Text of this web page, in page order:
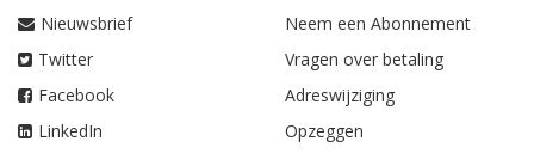
Nieuwsbrief
Twitter
Facebook
LinkedIn
Neem een Abonnement
Vragen over betaling
Adreswijziging
Opzeggen